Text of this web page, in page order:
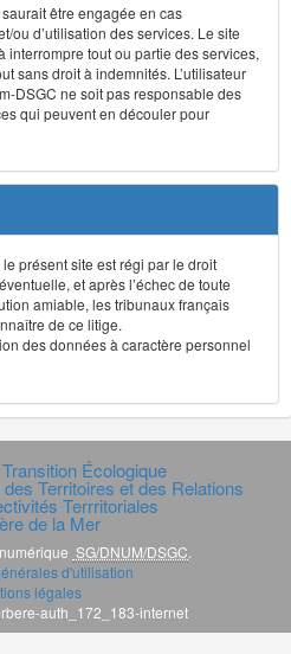
être engagée en cas
ou d’utilisation des services. Le site
interrompre tout ou partie des services,
sans droit à indemnités. L’utilisateur
DSGC ne soit pas responsable des
qui peuvent en découler pour
présent site est régi par le droit
et après l’échec de toute
amiable, les tribunaux français
de ce litige.
des données à caractère personnel
Écologique
Territoires et des Relations
Terrritoriales
de la Mer
SG/DNUM/DSGC
d'utilisation
légales
auth_172_183-internet